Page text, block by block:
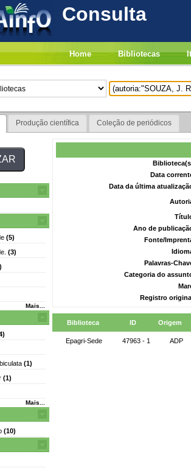
Consulta
Home Bibliotecas
Produção científica Coleção de periódicos
(5)
(3)
Mais...
(1)
(1)
Mais...
(10)
Data
Data da última
Ano de
Fonte/
Palavras-
Categoria do
Registro
Biblioteca ID Origem
Epagri-Sede 47963 - 1 ADP